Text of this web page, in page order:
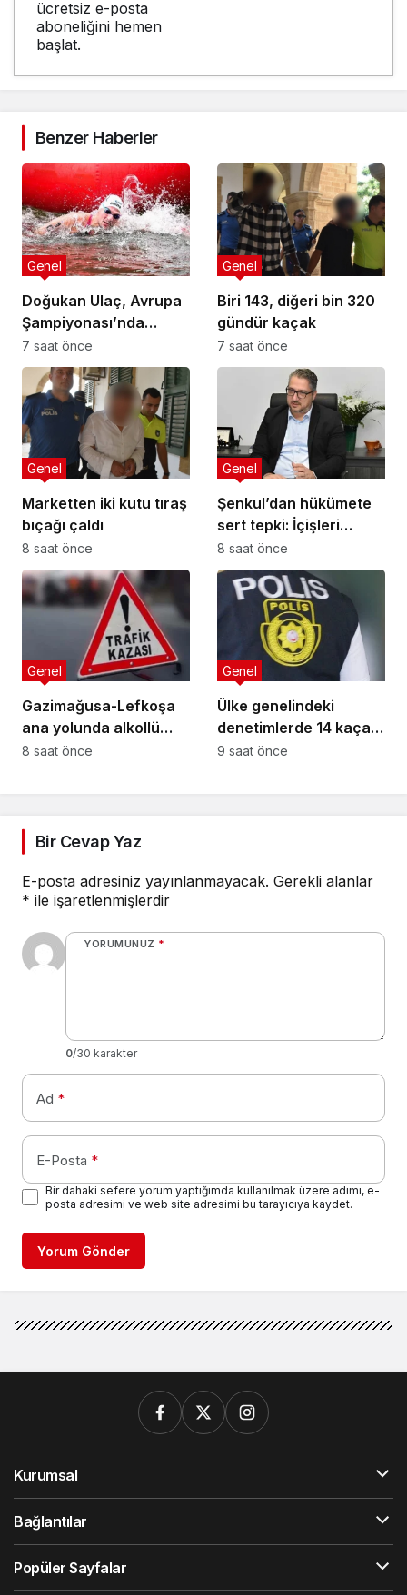
ücretsiz e-posta
aboneliğini hemen
başlat.
Benzer Haberler
Doğukan Ulaç, Avrupa
Şampiyonası’nda
Türkiye Milli Takımı ile
mücadele etti
Genel
7 saat önce
Biri 143, diğeri bin 320
gündür kaçak
Genel
7 saat önce
Marketten iki kutu tıraş
bıçağı çaldı
Genel
8 saat önce
Şenkul’dan hükümete
sert tepki: İçişleri
Bakanı nerede,
Başbakan nerede?
Genel
8 saat önce
Gazimağusa-Lefkoşa
ana yolunda alkollü
sürücü takla attı:
Genel
8 saat önce
Ülke genelindeki
denetimlerde 14 kaçak
yakalandı
Genel
9 saat önce
Bir Cevap Yaz
E-posta adresiniz yayınlanmayacak. Gerekli alanlar
* ile işaretlenmişlerdir
YORUMUNUZ *
0/30 karakter
Ad *
E-Posta *
Bir dahaki sefere yorum yaptığımda kullanılmak üzere adımı, e-
posta adresimi ve web site adresimi bu tarayıcıya kaydet.
Yorum Gönder
Kurumsal
Bağlantılar
Popüler Sayfalar